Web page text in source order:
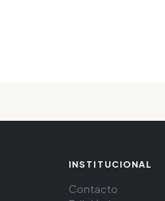
INSTITUCIONAL
Contacto